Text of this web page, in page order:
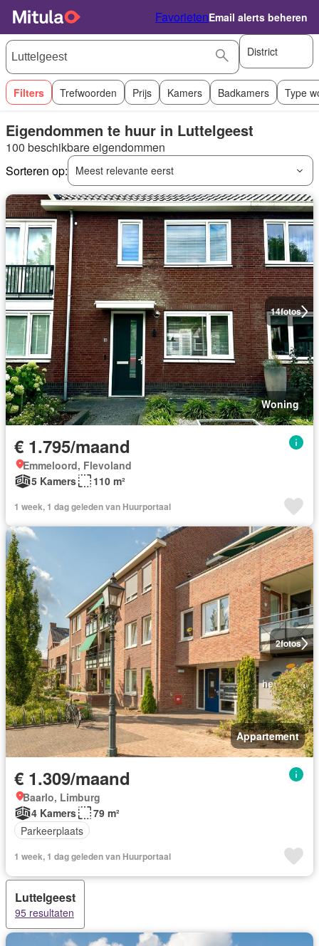
FavorietenEmail alerts beheren
District
Filters Trefwoorden Prijs Kamers Badkamers Type
Eigendommen te huur in Luttelgeest
100 beschikbare eigendommen
Sorteren op:
Meest relevante eerst
14fotos
Woning
€ 1.795/maand
Emmeloord, Flevoland
5 Kamers
110 m²
1 week, 1 dag geleden van Huurportaal
2fotos
Appartement
€ 1.309/maand
Baarlo, Limburg
4 Kamers
79 m²
Parkeerplaats
1 week, 1 dag geleden van Huurportaal
Luttelgeest
95 resultaten